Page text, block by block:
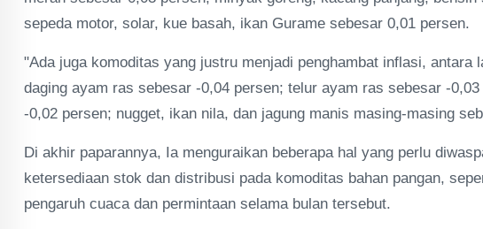
sepeda motor, solar, kue basah, ikan Gurame sebesar 0,01 persen.
"Ada juga komoditas yang justru menjadi penghambat inflasi,
daging ayam ras sebesar -0,04 persen; telur ayam ras sebesar -
-0,02 persen; nugget, ikan nila, dan jagung manis masing-masing
Di akhir paparannya, Ia menguraikan beberapa hal yang perlu
ketersediaan stok dan distribusi pada komoditas bahan pangan,
pengaruh cuaca dan permintaan selama bulan tersebut.